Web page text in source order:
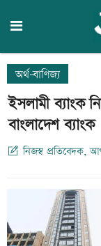
অর্থ-বাণিজ্য
ইসলামী ব্যাংক
বাংলাদেশ ব্যাংক
নিজস্ব প্রতিবেদক,